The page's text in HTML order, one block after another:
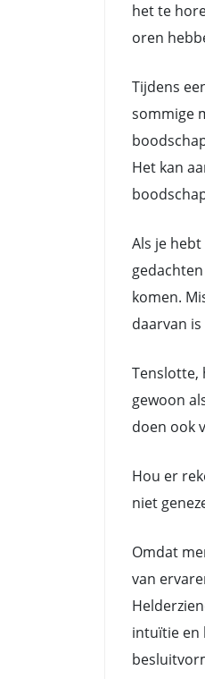
het te
oren
Tijdens
sommige
Het kan
Als je
komen.
daarvan
Tenslotte,
gewoon
doen ook
Hou er
niet
Omdat
van
intuïtie en